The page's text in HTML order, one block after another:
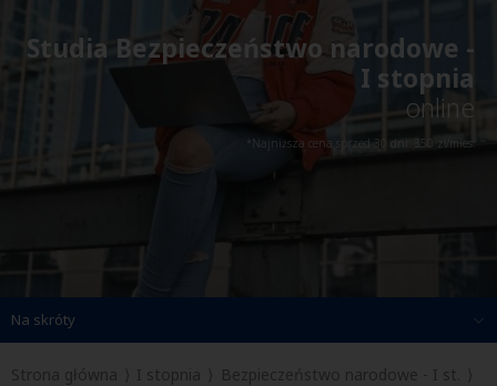
Studia Bezpieczeństwo narodowe -
I stopnia
online
*Najniższa cena sprzed 30 dni: 350 zł/mies.
Na skróty
Strona główna I stopnia
Bezpieczeństwo narodowe - I st.